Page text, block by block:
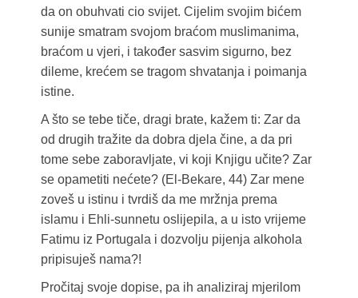
da on obuhvati cio svijet. Cijelim svojim bićem
sunije smatram svojom braćom muslimanima,
braćom u vjeri, i također sasvim sigurno, bez
dileme, krećem se tragom shvatanja i poimanja
istine.
A što se tebe tiče, dragi brate, kažem ti: Zar da
od drugih tražite da dobra djela čine, a da pri
tome sebe zaboravljate, vi koji Knjigu učite? Zar
se opametiti nećete? (El-Bekare, 44) Zar mene
zoveš u istinu i tvrdiš da me mržnja prema
islamu i Ehli-sunnetu oslijepila, a u isto vrijeme
Fatimu iz Portugala i dozvolju pijenja alkohola
pripisuješ nama?!
Pročitaj svoje dopise, pa ih analiziraj mjerilom